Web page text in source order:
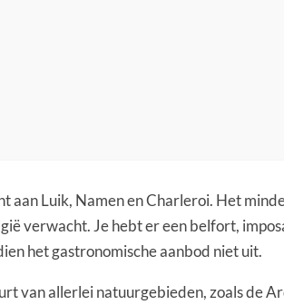
aan Luik, Namen en Charleroi. Het
verwacht. Je hebt er een belfort,
het gastronomische aanbod niet uit.
van allerlei natuurgebieden, zoals de